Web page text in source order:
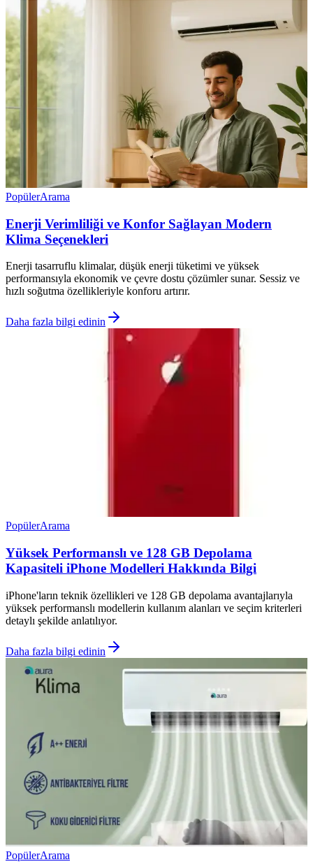
PopülerArama
Enerji Verimliliği ve Konfor Sağlayan Modern
Klima Seçenekleri
Enerji tasarruflu klimalar, düşük enerji tüketimi ve yüksek
performansıyla ekonomik ve çevre dostu çözümler sunar. Sessiz ve
hızlı soğutma özellikleriyle konforu artırır.
Daha fazla bilgi edinin
PopülerArama
Yüksek Performanslı ve 128 GB Depolama
Kapasiteli iPhone Modelleri Hakkında Bilgi
iPhone'ların teknik özellikleri ve 128 GB depolama avantajlarıyla
yüksek performanslı modellerin kullanım alanları ve seçim kriterleri
detaylı şekilde anlatılıyor.
Daha fazla bilgi edinin
PopülerArama